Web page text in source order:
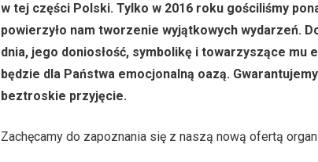
w tej części Polski. Tylko w 2016 roku gościliśmy
powierzyło nam tworzenie wyjątkowych wydarzeń.
dnia, jego doniosłość, symbolikę i towarzyszące mu
będzie dla Państwa emocjonalną oazą.
beztroskie przyjęcie.
Zachęcamy do zapoznania się z naszą nową ofertą